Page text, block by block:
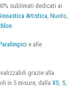
sublimati dedicati ai
Artistica Nuoto
e alle
grazie alla
in 5 misure, dalla XS, S,